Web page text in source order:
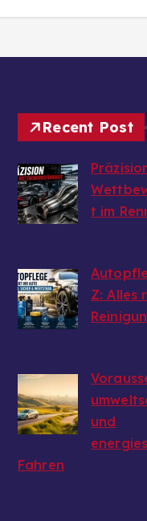
Recent Post
t im
Z: Alles
und
Fahren